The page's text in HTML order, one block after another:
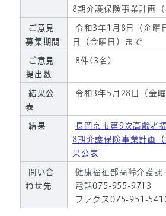
8期介護保険事業計画（
ご意見
募集期間
令和3年1月8日（金曜
日（金曜日）まで
ご意見
提出数
8件(3名)
結果公
表
令和3年5月28日（金曜
結果
長岡京市第9次高齢者
8期介護保険事業計画
果公表
問い合
わせ先
健康福祉部高齢介護課
電話075-955-9713
ファクス075-951-